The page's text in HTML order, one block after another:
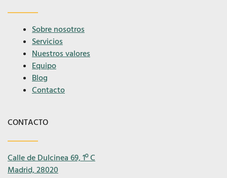
Sobre nosotros
Servicios
Nuestros valores
Equipo
Blog
Contacto
CONTACTO
Calle de Dulcinea 69, 1º C
Madrid, 28020